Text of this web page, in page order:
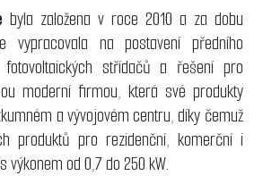
byla založena v roce 2010 a za dobu
vypracovala na postavení předního
fotovoltaických střídačů a řešení pro
moderní firmou, která své produkty
a vývojovém centru, díky čemuž
produktů pro rezidenční, komerční i
výkonem od 0,7 do 250 kW.